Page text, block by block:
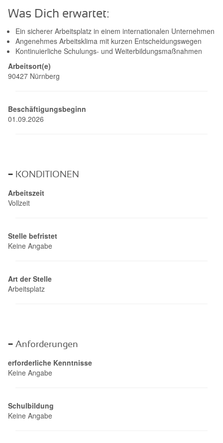
Was Dich erwartet:
Ein sicherer Arbeitsplatz in einem internationalen Unternehmen
Angenehmes Arbeitsklima mit kurzen Entscheidungswegen
Kontinuierliche Schulungs- und Weiterbildungsmaßnahmen
Arbeitsort(e)
90427 Nürnberg
Beschäftigungsbeginn
01.09.2026
KONDITIONEN
Arbeitszeit
Vollzeit
Stelle befristet
Keine Angabe
Art der Stelle
Arbeitsplatz
Anforderungen
erforderliche Kenntnisse
Keine Angabe
Schulbildung
Keine Angabe